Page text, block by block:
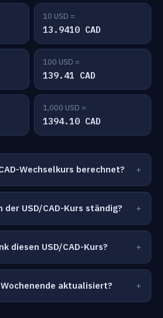
10 USD =
13.9410 CAD
100 USD =
139.41 CAD
1,000 USD =
1394.10 CAD
Wechselkurs berechnet?
USD/CAD-Kurs ständig?
diesen USD/CAD-Kurs?
Wochenende aktualisiert?